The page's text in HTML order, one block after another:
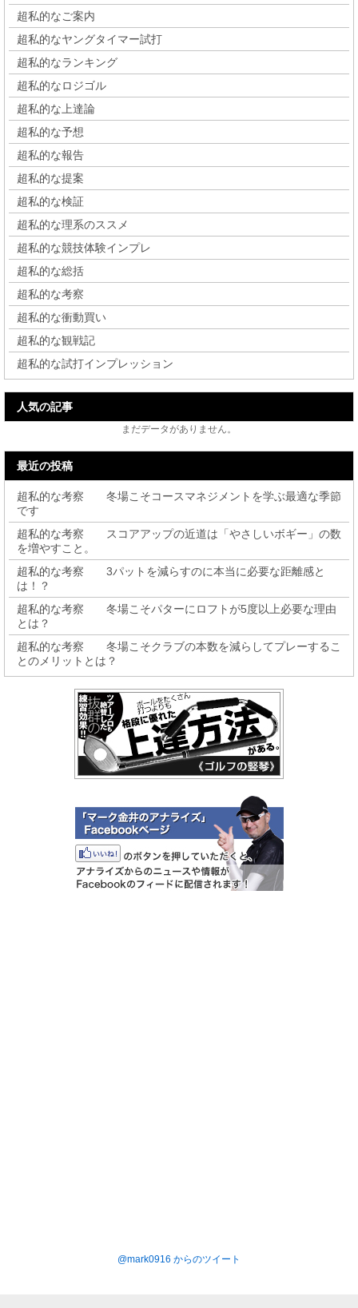
超私的なご案内
超私的なヤングタイマー試打
超私的なランキング
超私的なロジゴル
超私的な上達論
超私的な予想
超私的な報告
超私的な提案
超私的な検証
超私的な理系のススメ
超私的な競技体験インプレ
超私的な総括
超私的な考察
超私的な衝動買い
超私的な観戦記
超私的な試打インプレッション
人気の記事
まだデータがありません。
最近の投稿
超私的な考察 冬場こそコースマネジメントを学ぶ最適な季節
です
超私的な考察 スコアアップの近道は「やさしいボギー」の数
を増やすこと。
超私的な考察 3パットを減らすのに本当に必要な距離感と
は！？
超私的な考察 冬場こそパターにロフトが5度以上必要な理由
とは？
超私的な考察 冬場こそクラブの本数を減らしてプレーするこ
とのメリットとは？
@mark0916 からのツイート